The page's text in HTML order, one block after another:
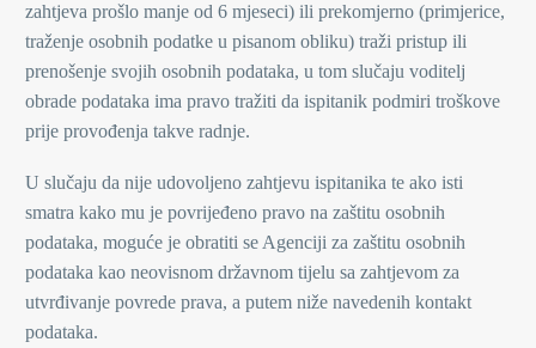
zahtjeva prošlo manje od 6 mjeseci) ili prekomjerno (primjerice,
traženje osobnih podatke u pisanom obliku) traži pristup ili
prenošenje svojih osobnih podataka, u tom slučaju voditelj
obrade podataka ima pravo tražiti da ispitanik podmiri troškove
prije provođenja takve radnje.
U slučaju da nije udovoljeno zahtjevu ispitanika te ako isti
smatra kako mu je povrijeđeno pravo na zaštitu osobnih
podataka, moguće je obratiti se Agenciji za zaštitu osobnih
podataka kao neovisnom državnom tijelu sa zahtjevom za
utvrđivanje povrede prava, a putem niže navedenih kontakt
podataka.